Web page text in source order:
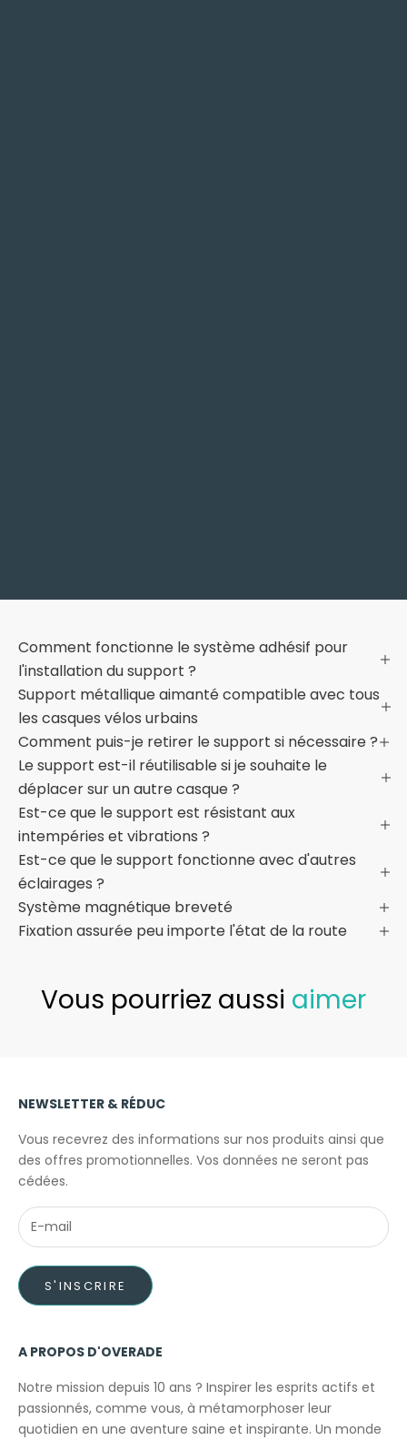
Comment fonctionne le système adhésif pour
l'installation du support ?
Support métallique aimanté compatible avec tous
les casques vélos urbains
Comment puis-je retirer le support si nécessaire ?
Le support est-il réutilisable si je souhaite le
déplacer sur un autre casque ?
Est-ce que le support est résistant aux
intempéries et vibrations ?
Est-ce que le support fonctionne avec d'autres
éclairages ?
Système magnétique breveté
Fixation assurée peu importe l'état de la route
Vous pourriez aussi aimer
NEWSLETTER & RÉDUC
Vous recevrez des informations sur nos produits ainsi que
des offres promotionnelles. Vos données ne seront pas
cédées.
S'INSCRIRE
A PROPOS D'OVERADE
Notre mission depuis 10 ans ? Inspirer les esprits actifs et
passionnés, comme vous, à métamorphoser leur
quotidien en une aventure saine et inspirante. Un monde